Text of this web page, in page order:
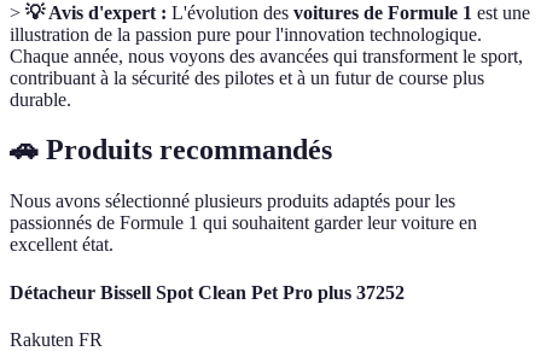
> 💡 Avis d'expert : L'évolution des voitures de Formule 1 est une
illustration de la passion pure pour l'innovation technologique.
Chaque année, nous voyons des avancées qui transforment le sport,
contribuant à la sécurité des pilotes et à un futur de course plus
durable.
🚗 Produits recommandés
Nous avons sélectionné plusieurs produits adaptés pour les
passionnés de Formule 1 qui souhaitent garder leur voiture en
excellent état.
Détacheur Bissell Spot Clean Pet Pro plus 37252
Rakuten FR